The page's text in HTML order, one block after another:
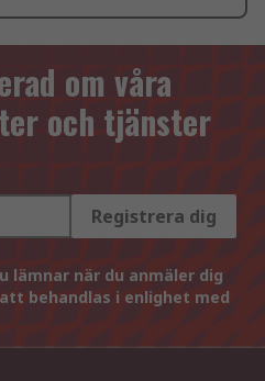
om våra
och tjänster
Registrera dig
lämnar när du anmäler dig
behandlas i enlighet med